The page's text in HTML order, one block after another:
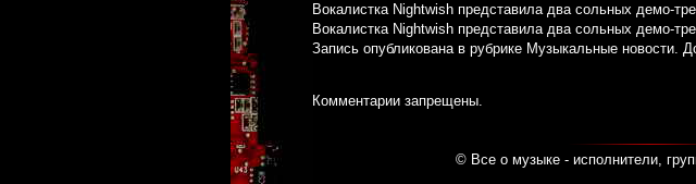
Вокалистка Nightwish представила два сольных демо-
Вокалистка Nightwish представила два сольных демо-
Запись опубликована в рубрике Музыкальные новости.
Комментарии запрещены.
© Все о музыке - исполнители,